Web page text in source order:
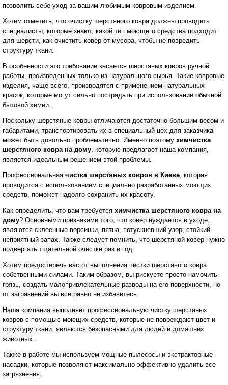
позволить себе уход за вашим любимым ковровым изделием.
Хотим отметить, что очистку шерстяного ковра должны проводить
специалисты, которые знают, какой тип моющего средства подходит
для шерсти, как очистить ковер от мусора, чтобы не повредить
структуру ткани.
В особенности это требование касается шерстяных ковров ручной
работы, произведенных только из натурального сырья. Такие ковровые
изделия, чаще всего, производятся с применением натуральных
красок, которые могут сильно пострадать при использовании обычной
бытовой химии.
Поскольку шерстяные ковры отличаются достаточно большим весом и
габаритами, транспортировать их в специальный цех для заказчика
может быть довольно проблематично. Именно поэтому химчистка
шерстяного ковра на дому , которую предлагает наша компания,
является идеальным решением этой проблемы.
Профессиональная чистка шерстяных ковров в Киеве , которая
проводится с использованием специально разработанных моющих
средств, поможет надолго сохранить их красоту.
Как определить, что вам требуется химчистка шерстяного ковра на
дому? Основными признаками того, что ковер нуждается в уходе,
являются склеенные ворсинки, пятна, потускневший узор, стойкий
неприятный запах. Также следует помнить, что шерстяной ковер нужно
подвергать тщательной очистке раз в год.
Хотим предостеречь вас от выполнения чистки шерстяного ковра
собственными силами. Таким образом, вы рискуете просто намочить
грязь, создать малопривлекательные разводы на его поверхности, но
от загрязнений вы все равно не избавитесь.
Наша компания выполняет профессиональную чистку шерстяных
ковров с помощью моющих средств, которые не повреждают цвет и
структуру ткани, являются безопасными для людей и домашних
животных.
Также в работе мы используем мощные пылесосы и экстракторные
насадки, которые позволяют максимально эффективно удалить все
загрязнения.